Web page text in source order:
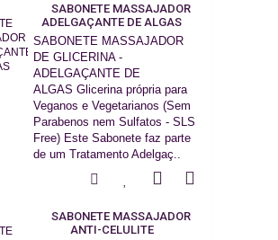
SABONETE MASSAJADOR
ADELGAÇANTE DE ALGAS
SABONETE MASSAJADOR
DE GLICERINA -
ADELGAÇANTE DE
ALGAS Glicerina própria para
Veganos e Vegetarianos (Sem
Parabenos nem Sulfatos - SLS
Free) Este Sabonete faz parte
de um Tratamento Adelgaç..
SABONETE MASSAJADOR
ANTI-CELULITE